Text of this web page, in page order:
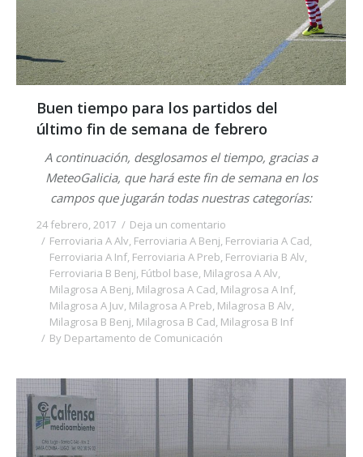
Buen tiempo para los partidos del
último fin de semana de febrero
A continuación, desglosamos el tiempo, gracias a
MeteoGalicia, que hará este fin de semana en los
campos que jugarán todas nuestras categorías:
24 febrero, 2017
Deja un comentario
Ferroviaria A Alv, Ferroviaria A Benj, Ferroviaria A Cad,
Ferroviaria A Inf, Ferroviaria A Preb, Ferroviaria B Alv,
Ferroviaria B Benj, Fútbol base, Milagrosa A Alv,
Milagrosa A Benj, Milagrosa A Cad, Milagrosa A Inf,
Milagrosa A Juv, Milagrosa A Preb, Milagrosa B Alv,
Milagrosa B Benj, Milagrosa B Cad, Milagrosa B Inf
By Departamento de Comunicación